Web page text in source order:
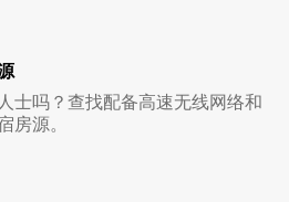
士吗？查找配备高速无线网络和
房源。